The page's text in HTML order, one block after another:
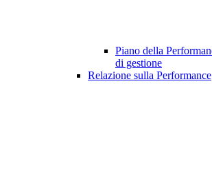
Piano della
di gestione
Relazione sulla Performance